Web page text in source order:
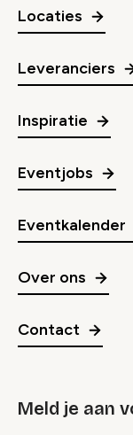
Locaties
Leveranciers
Inspiratie
Eventjobs
Eventkalender
Over ons
Contact
Meld je aan